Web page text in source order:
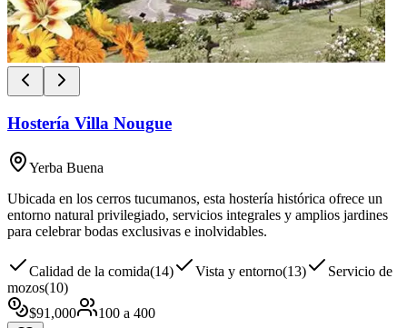
Hostería Villa Nougue
Yerba Buena
Ubicada en los cerros tucumanos, esta hostería histórica ofrece un
entorno natural privilegiado, servicios integrales y amplios jardines
para celebrar bodas exclusivas e inolvidables.
Calidad de la comida(14) Vista y entorno(13)
Servicio de
mozos(10)
$91,000 100 a 400